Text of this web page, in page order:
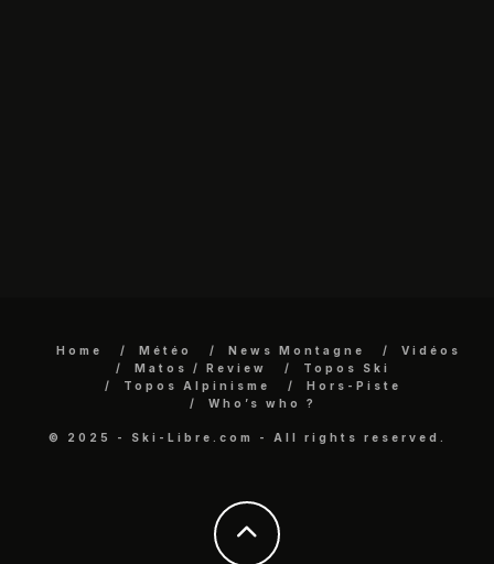
Home Météo News Montagne
Vidéos
Matos / Review
Topos Ski
Topos Alpinisme
Hors-Piste
Who’s who ?
© 2025 - Ski-Libre.com - All rights reserved.